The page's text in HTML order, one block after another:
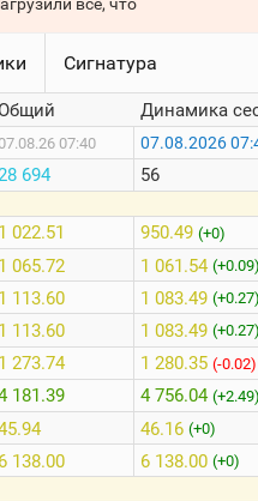
всё, что
Сигнатура
07.08.26 07:40
694
1 022.51
1 065.72
1 113.60
1 113.60
1 273.74
181.39
6 138.00
Динамика
07.08.2026
56
950.49 (+0)
1 061.54
1 083.49
1 083.49
1 280.35 (-0.02)
4 756.04
46.16 (+0)
6 138.00 (+0)